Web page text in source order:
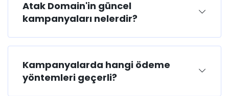
Atak Domain'in güncel
kampanyaları nelerdir?
Kampanyalarda hangi ödeme
yöntemleri geçerli?